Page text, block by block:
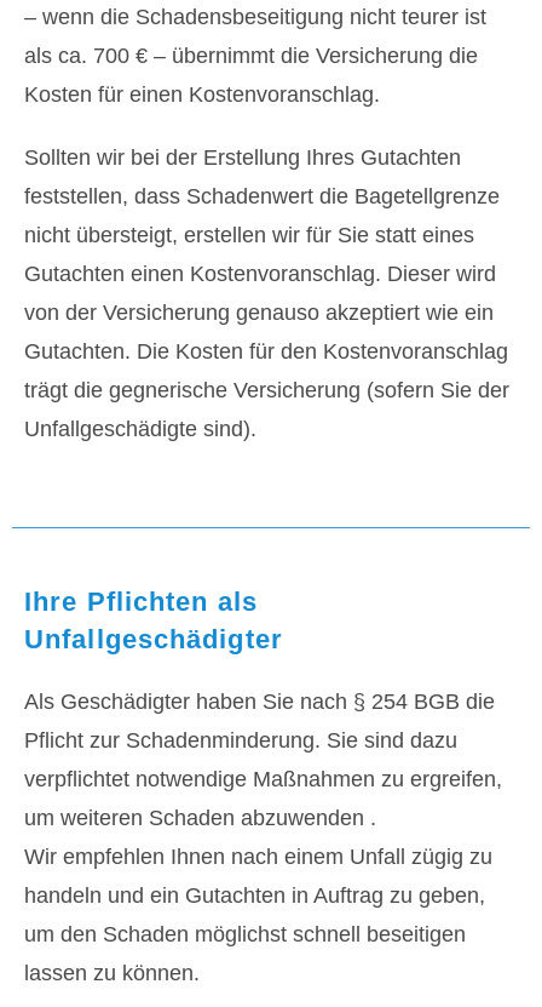
– wenn die Schadensbeseitigung nicht teurer ist
als ca. 700 € – übernimmt die Versicherung die
Kosten für einen Kostenvoranschlag.
Sollten wir bei der Erstellung Ihres Gutachten
feststellen, dass Schadenwert die Bagetellgrenze
nicht übersteigt, erstellen wir für Sie statt eines
Gutachten einen Kostenvoranschlag. Dieser wird
von der Versicherung genauso akzeptiert wie ein
Gutachten. Die Kosten für den Kostenvoranschlag
trägt die gegnerische Versicherung (sofern Sie der
Unfallgeschädigte sind).
Ihre Pflichten als
Unfallgeschädigter
Als Geschädigter haben Sie nach § 254 BGB die
Pflicht zur Schadenminderung. Sie sind dazu
verpflichtet notwendige Maßnahmen zu ergreifen,
um weiteren Schaden abzuwenden .
Wir empfehlen Ihnen nach einem Unfall zügig zu
handeln und ein Gutachten in Auftrag zu geben,
um den Schaden möglichst schnell beseitigen
lassen zu können.